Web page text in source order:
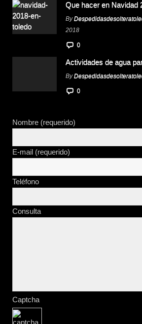
Que hacer en Navidad
By
2018
0
Actividades de agua
By
0
Nombre (requerido)
E-mail (requerido)
Teléfono
Consulta
Captcha